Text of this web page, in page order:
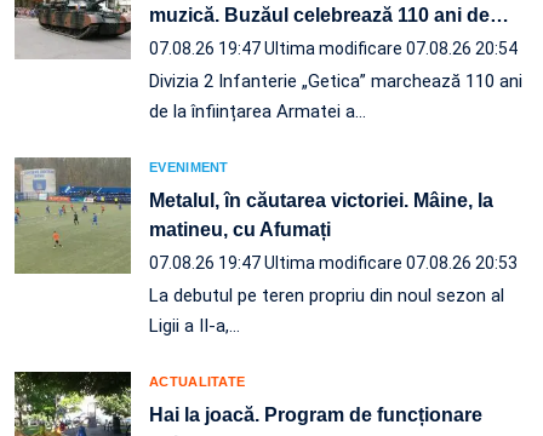
muzică. Buzăul celebrează 110 ani de…
07.08.26 19:47Ultima modificare 07.08.26 20:54
Divizia 2 Infanterie „Getica” marchează 110 ani
de la înființarea Armatei a…
EVENIMENT
Metalul, în căutarea victoriei. Mâine, la
matineu, cu Afumați
07.08.26 19:47Ultima modificare 07.08.26 20:53
La debutul pe teren propriu din noul sezon al
Ligii a II-a,…
ACTUALITATE
Hai la joacă. Program de funcționare